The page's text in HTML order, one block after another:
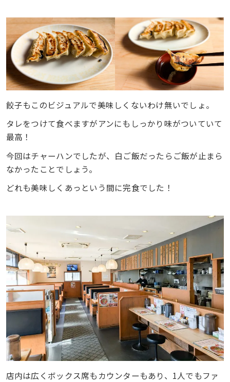
餃子もこのビジュアルで美味しくないわけ無いでしょ。
タレをつけて食べますがアンにもしっかり味がついていて
最高！
今回はチャーハンでしたが、白ご飯だったらご飯が止まら
なかったことでしょう。
どれも美味しくあっという間に完食でした！
店内は広くボックス席もカウンターもあり、1人でもファ